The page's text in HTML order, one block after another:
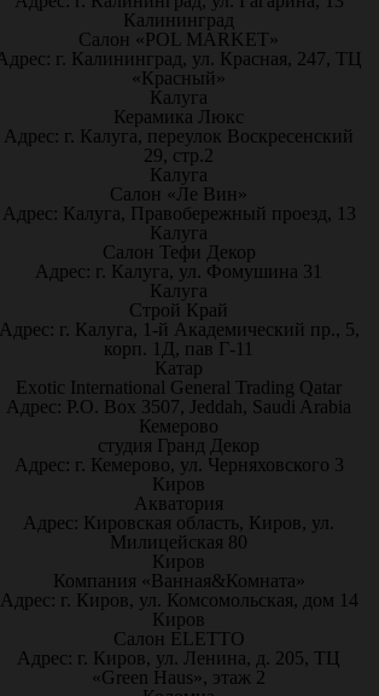
Калининград
Салон «POL MARKET»
г. Калининград, ул. Красная, 247, ТЦ
«Красный»
Калуга
Керамика Люкс
Адрес: г. Калуга, переулок Воскресенский
29, стр.2
Калуга
Салон «Ле Вин»
Адрес: Калуга, Правобережный проезд, 13
Калуга
Салон Тефи Декор
Адрес: г. Калуга, ул. Фомушина 31
Калуга
Строй Край
г. Калуга, 1-й Академический пр., 5,
корп. 1Д, пав Г-11
Катар
Exotic International General Trading Qatar
Адрес: P.O. Box 3507, Jeddah, Saudi Arabia
Кемерово
студия Гранд Декор
Адрес: г. Кемерово, ул. Черняховского 3
Киров
Акватория
Адрес: Кировская область, Киров, ул.
Милицейская 80
Киров
Компания «Ванная&Комната»
Адрес: г. Киров, ул. Комсомольская, дом 14
Киров
Салон ELETTO
Адрес: г. Киров, ул. Ленина, д. 205, ТЦ
«Green Haus», этаж 2